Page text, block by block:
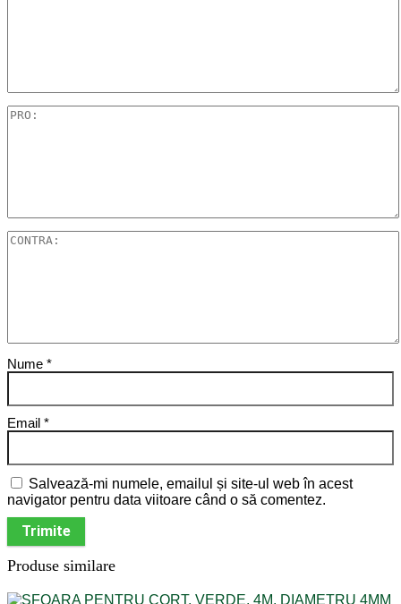
Nume *
Email *
Salvează-mi numele, emailul și site-ul web în acest
navigator pentru data viitoare când o să comentez.
Produse similare